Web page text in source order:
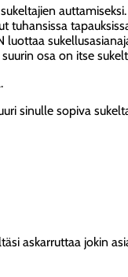
tuhansissa
osa on itse
sinulle sopiva
askarruttaa jokin